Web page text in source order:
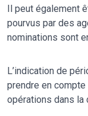
Il peut également
pourvus par des
nominations sont
L’indication de
prendre en
opérations dans